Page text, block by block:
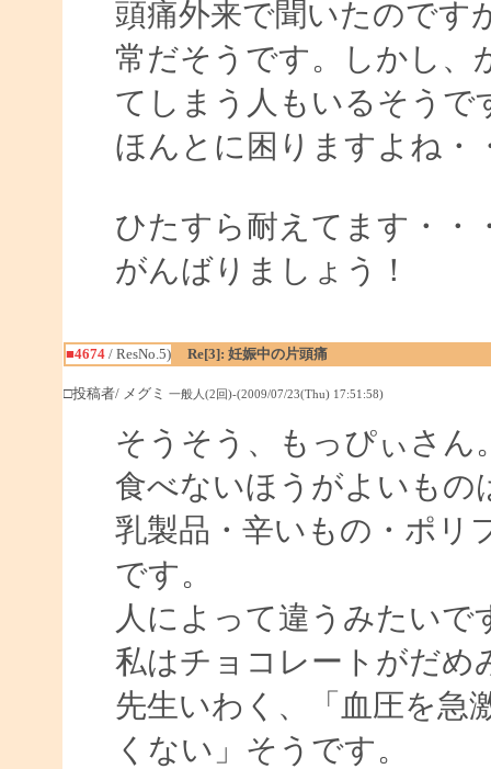
頭痛外来で聞いたのです
常だそうです。しかし、
てしまう人もいるそうで
ほんとに困りますよね・
ひたすら耐えてます・・
がんばりましょう！
■4674/ ResNo.5) Re[3]: 妊娠中の片頭痛
□投稿者/ メグミ 一般人(2回)-(2009/07/23(Thu) 17:51:58)
そうそう、もっぴぃさん
食べないほうがよいもの
乳製品・辛いもの・ポリ
です。
人によって違うみたいで
私はチョコレートがだめ
先生いわく、「血圧を急
くない」そうです。